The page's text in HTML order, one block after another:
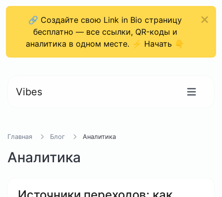
🔗 Создайте свою Link in Bio страницу
бесплатно — все ссылки, QR-коды и
аналитика в одном месте. ⚡ Начать 👇
Vibes
Главная Блог Аналитика
Аналитика